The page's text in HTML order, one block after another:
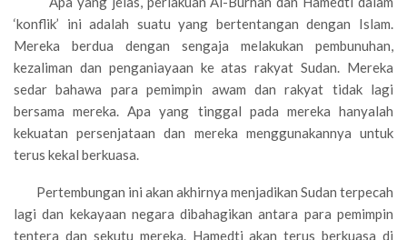
‘konflik’ ini adalah suatu yang bertentangan dengan Islam.
Mereka berdua dengan sengaja melakukan pembunuhan,
kezaliman dan penganiayaan ke atas rakyat Sudan. Mereka
sedar bahawa para pemimpin awam dan rakyat tidak lagi
bersama mereka. Apa yang tinggal pada mereka hanyalah
kekuatan persenjataan dan mereka menggunakannya untuk
terus kekal berkuasa.
Pertembungan ini akan akhirnya menjadikan Sudan terpecah
lagi dan kekayaan negara dibahagikan antara para pemimpin
tentera dan sekutu mereka. Hamedti akan terus berkuasa di